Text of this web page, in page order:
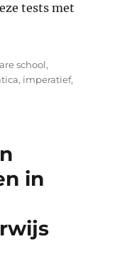
tests met
school,
, imperatief,
in